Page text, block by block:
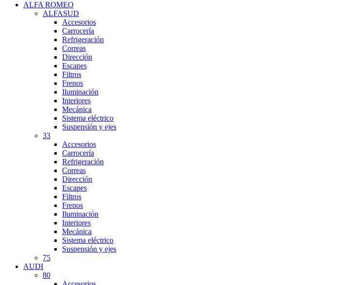
ALFA ROMEO
ALFASUD
Accesorios
Carrocería
Refrigeración
Correas
Dirección
Escapes
Filtros
Frenos
Iluminación
Interiores
Mecánica
Sistema eléctrico
Suspensión y ejes
33
Accesorios
Carrocería
Refrigeración
Correas
Dirección
Escapes
Filtros
Frenos
Iluminación
Interiores
Mecánica
Sistema eléctrico
Suspensión y ejes
75
AUDI
80